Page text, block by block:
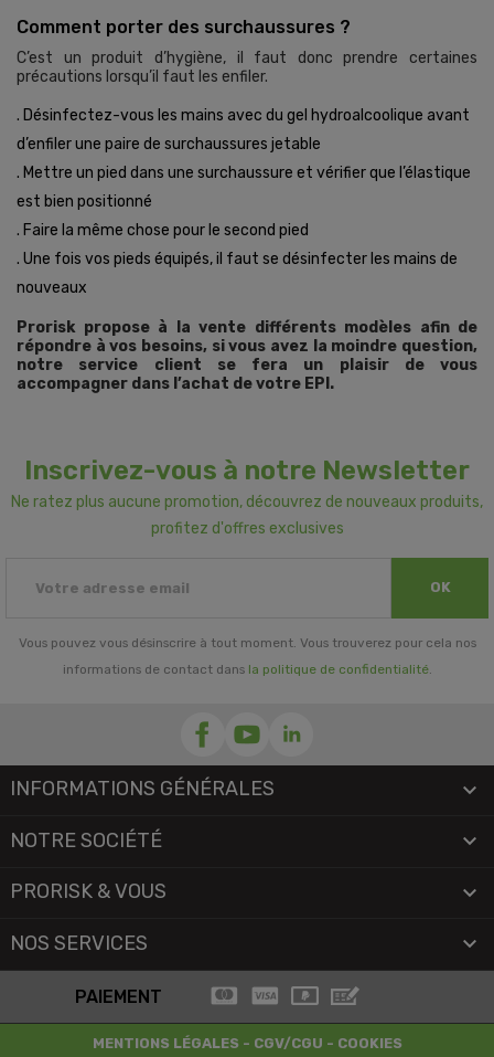
Comment porter des surchaussures ?
C’est un produit d’hygiène, il faut donc prendre certaines
précautions lorsqu’il faut les enfiler.
. Désinfectez-vous les mains avec du gel hydroalcoolique avant
d’enfiler une paire de surchaussures jetable
. Mettre un pied dans une surchaussure et vérifier que l’élastique
est bien positionné
. Faire la même chose pour le second pied
. Une fois vos pieds équipés, il faut se désinfecter les mains de
nouveaux
Prorisk propose à la vente différents modèles afin de
répondre à vos besoins, si vous avez la moindre question,
notre service client se fera un plaisir de vous
accompagner dans l’achat de votre EPI.
Inscrivez-vous à notre Newsletter
Ne ratez plus aucune promotion, découvrez de nouveaux produits,
profitez d'offres exclusives
OK
Vous pouvez vous désinscrire à tout moment. Vous trouverez pour cela nos
informations de contact dans la politique de confidentialité.
INFORMATIONS GÉNÉRALES 
NOTRE SOCIÉTÉ 
PRORISK & VOUS 
NOS SERVICES 
PAIEMENT
MENTIONS LÉGALES - CGV/CGU - COOKIES